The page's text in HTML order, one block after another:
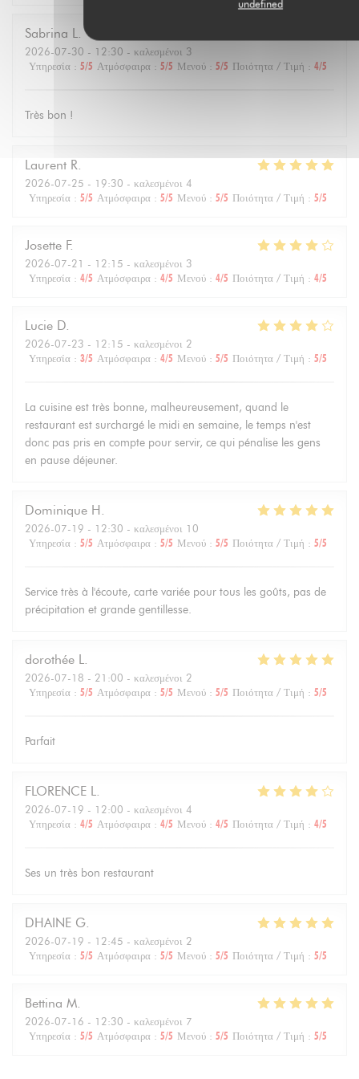
undefined
Sabrina L
2026-07-30 - 12:30 - καλεσμένοι 3
Υπηρεσία : 5/5 Ατμόσφαιρα : 5/5 Μενού : 5/5 Ποιότητα / Τιμή : 4/5
Très bon !
Laurent R
2026-07-25 - 19:30 - καλεσμένοι 4
Υπηρεσία : 5/5 Ατμόσφαιρα : 5/5 Μενού : 5/5 Ποιότητα / Τιμή : 5/5
Josette F
2026-07-21 - 12:15 - καλεσμένοι 3
Υπηρεσία : 4/5 Ατμόσφαιρα : 4/5 Μενού : 4/5 Ποιότητα / Τιμή : 4/5
Lucie D
2026-07-23 - 12:15 - καλεσμένοι 2
Υπηρεσία : 3/5 Ατμόσφαιρα : 4/5 Μενού : 5/5 Ποιότητα / Τιμή : 5/5
La cuisine est très bonne, malheureusement, quand le
restaurant est surchargé le midi en semaine, le temps n'est
donc pas pris en compte pour servir, ce qui pénalise les gens
en pause déjeuner.
Dominique H
2026-07-19 - 12:30 - καλεσμένοι 10
Υπηρεσία : 5/5 Ατμόσφαιρα : 5/5 Μενού : 5/5 Ποιότητα / Τιμή : 5/5
Service très à l'écoute, carte variée pour tous les goûts, pas de
précipitation et grande gentillesse.
dorothée L
2026-07-18 - 21:00 - καλεσμένοι 2
Υπηρεσία : 5/5 Ατμόσφαιρα : 5/5 Μενού : 5/5 Ποιότητα / Τιμή : 5/5
Parfait
FLORENCE L
2026-07-19 - 12:00 - καλεσμένοι 4
Υπηρεσία : 4/5 Ατμόσφαιρα : 4/5 Μενού : 4/5 Ποιότητα / Τιμή : 4/5
Ses un très bon restaurant
DHAINE G
2026-07-19 - 12:45 - καλεσμένοι 2
Υπηρεσία : 5/5 Ατμόσφαιρα : 5/5 Μενού : 5/5 Ποιότητα / Τιμή : 5/5
Bettina M
2026-07-16 - 12:30 - καλεσμένοι 7
Υπηρεσία : 5/5 Ατμόσφαιρα : 5/5 Μενού : 5/5 Ποιότητα / Τιμή : 5/5